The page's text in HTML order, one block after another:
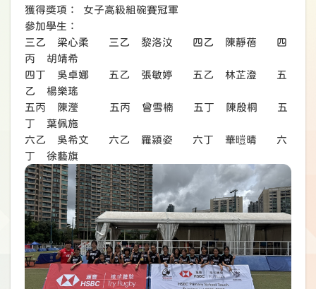
獲得獎項： 女子高級組碗賽冠軍
參加學生：
三乙 梁心柔 三乙 黎洛汶 四乙 陳靜蓓 四
丙 胡靖希
四丁 吳卓娜 五乙 張敏婷 五乙 林芷澄 五
乙 楊樂瑤
五丙 陳瀅 五丙 曾雪楠 五丁 陳殷桐 五
丁 葉佩施
六乙 吳希文 六乙 羅潁姿 六丁 華暟晴 六
丁 徐藝旗